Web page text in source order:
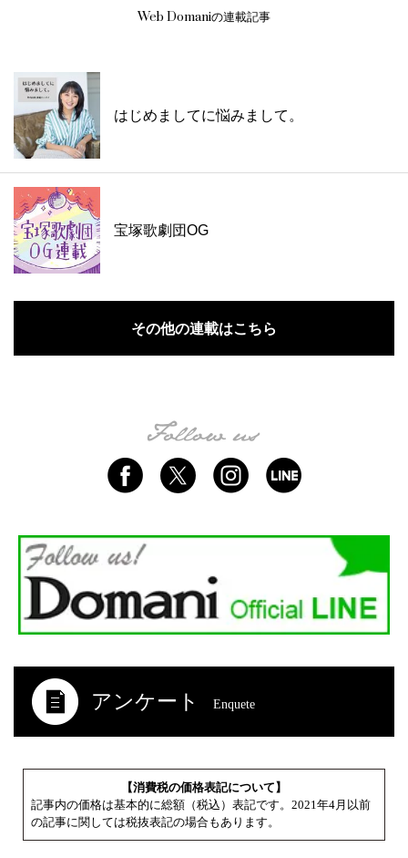
Web Domaniの連載記事
はじめましてに悩みまして。
宝塚歌劇団OG
その他の連載はこちら
アンケート Enquete
【消費税の価格表記について】
記事内の価格は基本的に総額（税込）表記です。2021年4月以前
の記事に関しては税抜表記の場合もあります。